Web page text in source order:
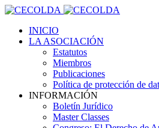
INICIO
LA ASOCIACIÓN
Estatutos
Miembros
Publicaciones
Política de protección de
INFORMACIÓN
Boletín Jurídico
Master Classes